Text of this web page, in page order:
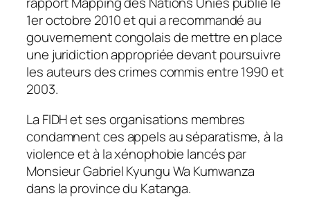
1er octobre 2010 et qui a recommandé au
gouvernement congolais de mettre en place
une juridiction appropriée devant poursuivre
les auteurs des crimes commis entre 1990 et
2003.
La FIDH et ses organisations membres
condamnent ces appels au séparatisme, à la
violence et à la xénophobie lancés par
Monsieur Gabriel Kyungu Wa Kumwanza
dans la province du Katanga.